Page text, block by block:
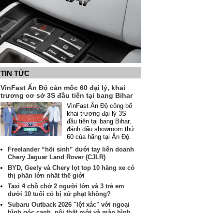
TIN TỨC
VinFast Ấn Độ cán mốc 60 đại lý, khai
trương cơ sở 3S đầu tiên tại bang Bihar
VinFast Ấn Độ công bố
khai trương đại lý 3S
đầu tiên tại bang Bihar,
đánh dấu showroom thứ
60 của hãng tại Ấn Độ.
Freelander “hồi sinh” dưới tay liên doanh
Chery Jaguar Land Rover (CJLR)
BYD, Geely và Chery lọt top 10 hãng xe có
thị phần lớn nhất thế giới
Taxi 4 chỗ chở 2 người lớn và 3 trẻ em
dưới 10 tuổi có bị xử phạt không?
Subaru Outback 2026 "lột xác" với ngoại